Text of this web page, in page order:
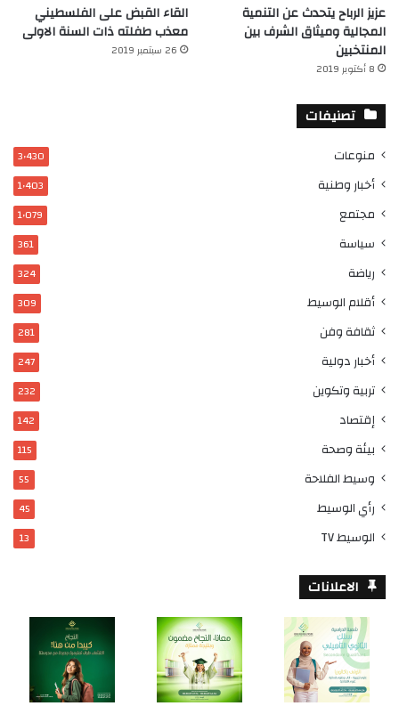
عزيز الرباح يتحدث عن التنمية
المجالية وميثاق الشرف بين
المنتخبين
8 أكتوبر 2019
القاء القبض على الفلسطيني
معذب طفلته ذات السنة الاولى
26 سبتمبر 2019
تصنيفات
منوعات 3٬430
أخبار وطنية 1٬403
مجتمع 1٬079
سياسة 361
رياضة 324
أقلام الوسيط 309
ثقافة وفن 281
أخبار دولية 247
تربية وتكوين 232
إقتصاد 142
بيئة وصحة 115
وسيط الفلاحة 55
رأي الوسيط 45
الوسيط TV 13
الاعلانات